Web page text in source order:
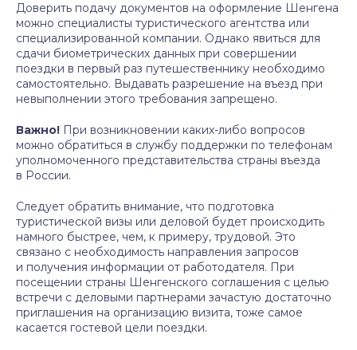
Доверить подачу документов на оформление Шенгена
можно специалисты туристического агентства или
специализированной компании. Однако явиться для
сдачи биометрических данных при совершении
поездки в первый раз путешественнику необходимо
самостоятельно. Выдавать разрешение на въезд при
невыполнении этого требования запрещено.
Важно! При возникновении каких-либо вопросов
можно обратиться в службу поддержки по телефонам
уполномоченного представительства страны въезда
в России.
Следует обратить внимание, что подготовка
туристической визы или деловой будет происходить
намного быстрее, чем, к примеру, трудовой. Это
связано с необходимость направления запросов
и получения информации от работодателя. При
посещении страны Шенгенского соглашения с целью
встречи с деловыми партнерами зачастую достаточно
приглашения на организацию визита, тоже самое
касается гостевой цели поездки.